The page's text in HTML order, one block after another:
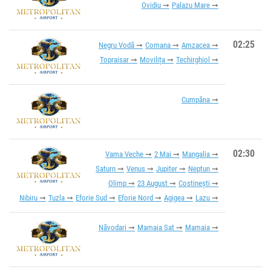
Ovidiu
Palazu Mare
Negru Vodă Comana
Amzacea
Topraisar
Movilița Techirghiol
02:25
Cumpăna
Vama Veche 2 Mai
Mangalia
Saturn
Venus Jupiter
Neptun
Olimp
23 August
Costinești
Nibiru
Tuzla Eforie Sud Eforie Nord Agigea Lazu
02:30
Năvodari Mamaia Sat Mamaia